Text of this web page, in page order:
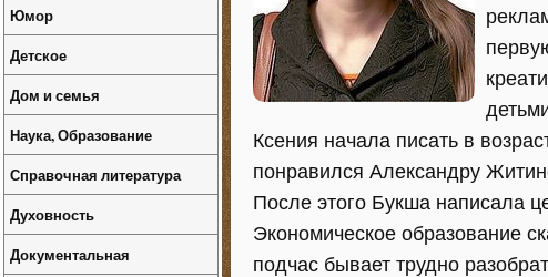
Ксения начала писать в
понравился Александру
После этого Букша написала
Экономическое образование
подчас бывает трудно
Юмор
Детское
Дом и семья
Наука, Образование
Справочная литература
Духовность
Документальная